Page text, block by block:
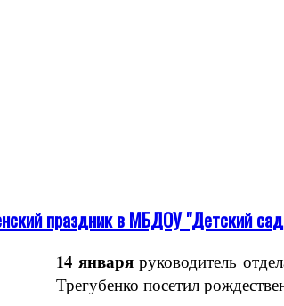
праздник в МБДОУ "Детский
14 январяруководитель
Трегубенко посетил